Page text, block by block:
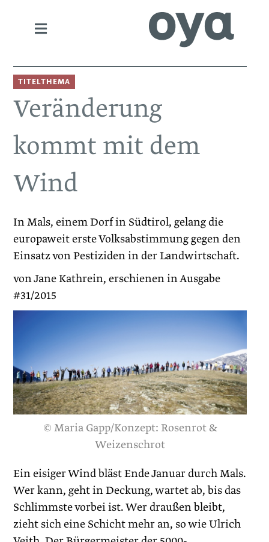
TITELTHEMA
Veränderung
kommt mit dem
Wind
In Mals, einem Dorf in Südtirol, gelang die
europaweit erste Volksabstimmung gegen den
Einsatz von Pestiziden in der Landwirtschaft.
von Jane Kathrein, erschienen in Ausgabe
#31/2015
© Maria Gapp/Konzept: Rosenrot &
Weizenschrot
Ein eisiger Wind bläst Ende Januar durch Mals.
Wer kann, geht in Deckung, wartet ab, bis das
Schlimmste vorbei ist. Wer draußen bleibt,
zieht sich eine Schicht mehr an, so wie Ulrich